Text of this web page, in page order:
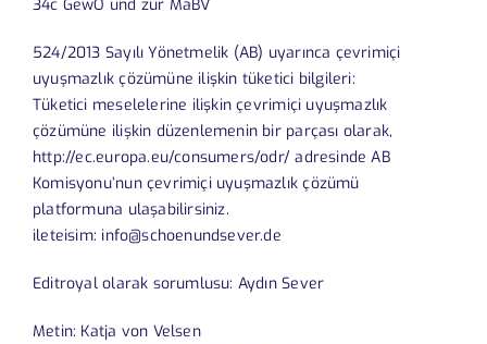
34c GewO und zur MaBV
524/2013 Sayılı Yönetmelik (AB) uyarınca çevrimiçi
uyuşmazlık çözümüne ilişkin tüketici bilgileri:
Tüketici meselelerine ilişkin çevrimiçi uyuşmazlık
çözümüne ilişkin düzenlemenin bir parçası olarak,
http://ec.europa.eu/consumers/odr/ adresinde AB
Komisyonu’nun çevrimiçi uyuşmazlık çözümü
platformuna ulaşabilirsiniz.
ileteisim: info@schoenundsever.de
Editroyal olarak sorumlusu: Aydın Sever
Metin: Katja von Velsen